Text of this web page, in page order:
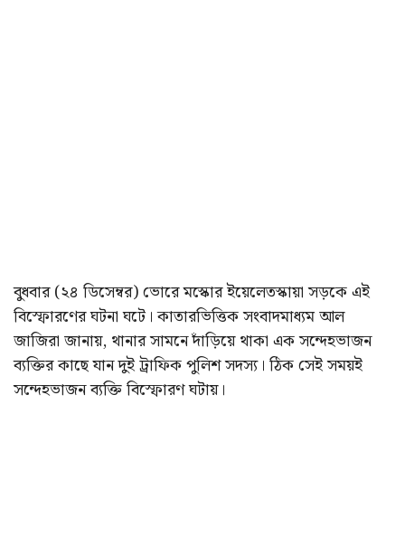
বুধবার (২৪ ডিসেম্বর) ভোরে মস্কোর ইয়েলেতস্কায়া সড়কে এই
বিস্ফোরণের ঘটনা ঘটে। কাতারভিত্তিক সংবাদমাধ্যম আল
জাজিরা জানায়, থানার সামনে দাঁড়িয়ে থাকা এক সন্দেহভাজন
ব্যক্তির কাছে যান দুই ট্রাফিক পুলিশ সদস্য। ঠিক সেই সময়ই
সন্দেহভাজন ব্যক্তি বিস্ফোরণ ঘটায়।